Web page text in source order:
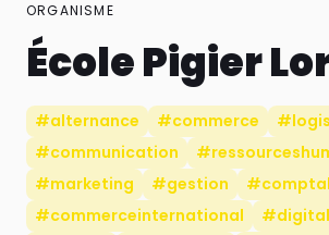
ORGANISME
École Pigier
#alternance #commerce
#communication
#marketing
#gestion
#commerceinternational
#digital